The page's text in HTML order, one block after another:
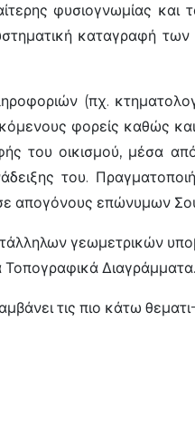
φυσιογνωμίας και
καταγραφή των
(πχ.
φορείς καθώς
του οικισμού, μέσα
του.
απογόνους επώνυμων
γεωμετρικών
Διαγράμματα.
τις πιο κάτω